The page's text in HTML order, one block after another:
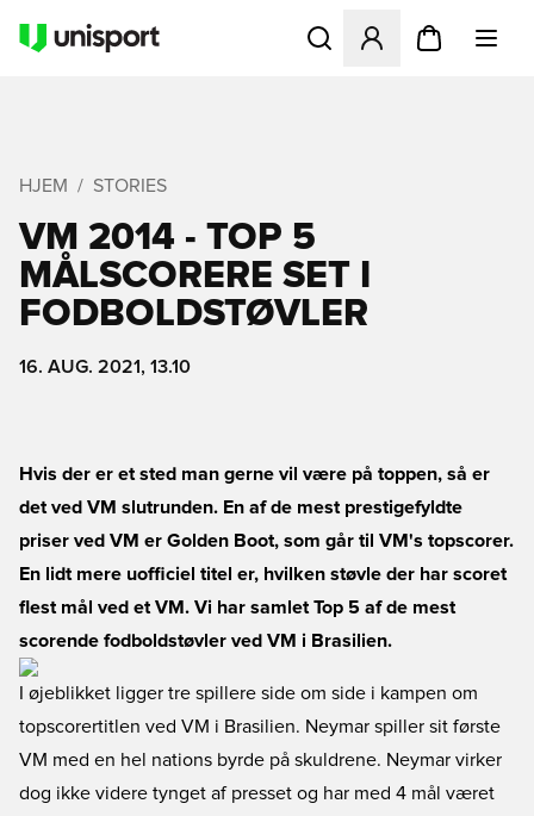
Åbner en Modal til at
HJEM STORIES
VM 2014 - TOP 5
MÅLSCORERE SET I
FODBOLDSTØVLER
16. AUG. 2021, 13.10
Hvis der er et sted man gerne vil være på toppen, så er
det ved VM slutrunden. En af de mest prestigefyldte
priser ved VM er Golden Boot, som går til VM's topscorer.
En lidt mere uofficiel titel er, hvilken støvle der har scoret
flest mål ved et VM. Vi har samlet Top 5 af de mest
scorende fodboldstøvler ved VM i Brasilien.
I øjeblikket ligger tre spillere side om side i kampen om
topscorertitlen ved VM i Brasilien. Neymar spiller sit første
VM med en hel nations byrde på skuldrene. Neymar virker
dog ikke videre tynget af presset og har med 4 mål været